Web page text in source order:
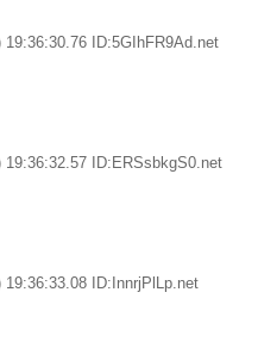
19:36:30.76 ID:5GIhFR9Ad.net
19:36:32.57 ID:ERSsbkgS0.net
19:36:33.08 ID:InnrjPlLp.net